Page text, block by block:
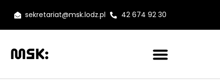
sekretariat@msk.lodz.pl 42 674 92 30